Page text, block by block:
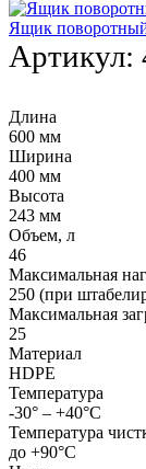
Ящик
Артикул:
Длина
600 мм
Ширина
400 мм
Высота
243 мм
Объем, л
46
Максимальная
250 (при
Максимальная
25
Материал
HDPE
Температура
-30° – +40°С
Температура
до +90°C